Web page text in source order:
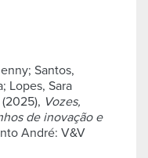
Santos,
Lopes, Sara
Vozes,
de inovação e
André: V&V